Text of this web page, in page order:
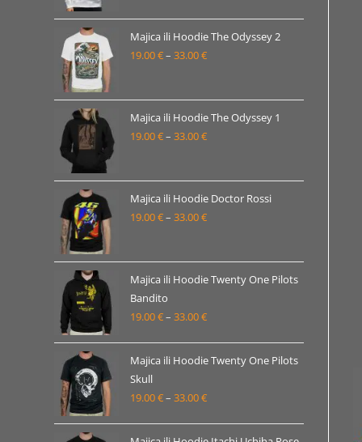
od
19.00 €
do
Majica ili Hoodie The Odyssey 2
19.00€– 33.00€Raspon
od
19.00 €
do
Majica ili Hoodie The Odyssey 1
19.00€– 33.00€Raspon
od
19.00 €
do
Majica ili Hoodie Doctor Rossi
19.00€– 33.00€Raspon
od
19.00 €
33.00 €
Majica ili Hoodie Twenty One Pilots
Bandito
19.00€– 33.00€Raspon
od
do
Majica ili Hoodie Twenty One Pilots
Skull
19.00€– 33.00€Raspon
od